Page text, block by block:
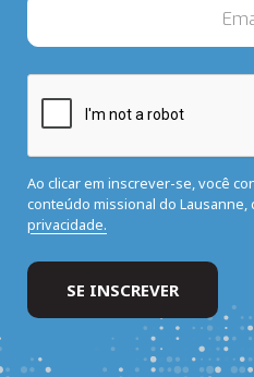
Ao clicar em inscrever-se, você
conteúdo missional do Lausanne,
privacidade.